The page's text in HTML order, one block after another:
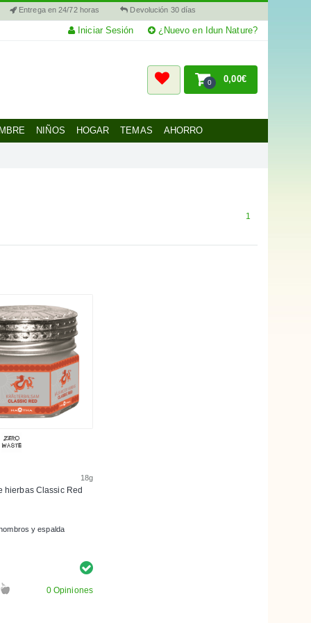
Entrega en 24/72 horas Devolución 30 días
Iniciar Sesión ¿Nuevo en Idun Nature?
0 0,00€
NIÑOS HOGAR TEMAS AHORRO
1
18g
hierbas Classic Red
y espalda
0 Opiniones